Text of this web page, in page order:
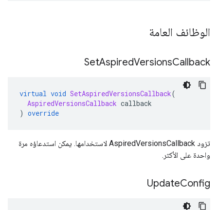
الوظائف العامة
SetAspiredVersionsCallback
virtual void SetAspiredVersionsCallback(
AspiredVersionsCallback callback
) override
تزود AspiredVersionsCallback لاستخدامها. يمكن استدعاؤه مرة
واحدة على الأكثر.
UpdateConfig